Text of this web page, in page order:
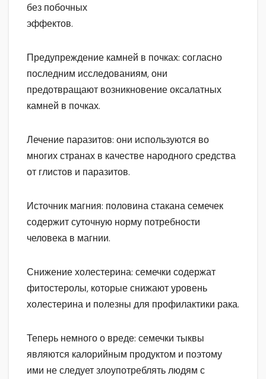
без побочных
эффектов.
Предупреждение камней в почках: согласно
последним исследованиям, они
предотвращают возникновение оксалатных
камней в почках.
Лечение паразитов: они используются во
многих странах в качестве народного средства
от глистов и паразитов.
Источник магния: половина стакана семечек
содержит суточную норму потребности
человека в магнии.
Снижение холестерина: семечки содержат
фитостеролы, которые снижают уровень
холестерина и полезны для профилактики рака.
Теперь немного о вреде: семечки тыквы
являются калорийным продуктом и поэтому
ими не следует злоупотреблять людям с